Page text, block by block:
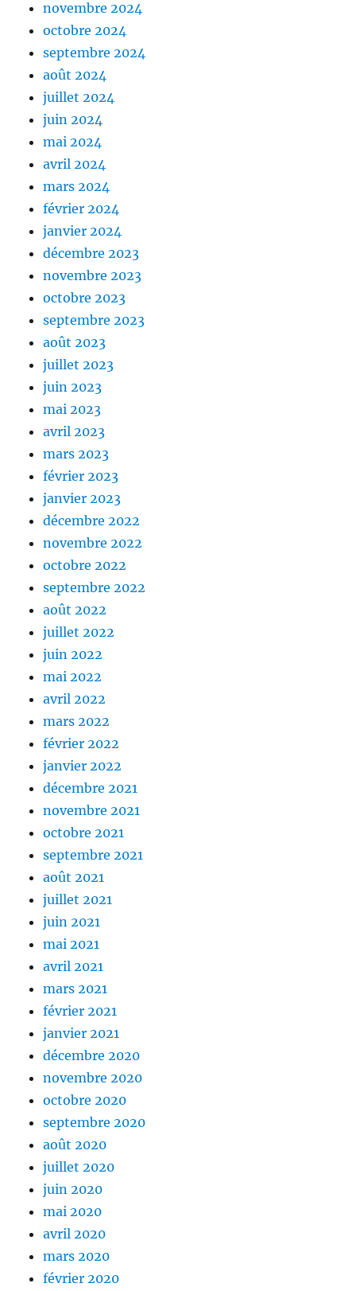
novembre 2024
octobre 2024
septembre 2024
août 2024
juillet 2024
juin 2024
mai 2024
avril 2024
mars 2024
février 2024
janvier 2024
décembre 2023
novembre 2023
octobre 2023
septembre 2023
août 2023
juillet 2023
juin 2023
mai 2023
avril 2023
mars 2023
février 2023
janvier 2023
décembre 2022
novembre 2022
octobre 2022
septembre 2022
août 2022
juillet 2022
juin 2022
mai 2022
avril 2022
mars 2022
février 2022
janvier 2022
décembre 2021
novembre 2021
octobre 2021
septembre 2021
août 2021
juillet 2021
juin 2021
mai 2021
avril 2021
mars 2021
février 2021
janvier 2021
décembre 2020
novembre 2020
octobre 2020
septembre 2020
août 2020
juillet 2020
juin 2020
mai 2020
avril 2020
mars 2020
février 2020